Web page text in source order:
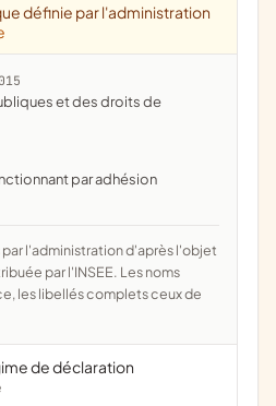
définie par l'administration
par adhésion
par l'INSEE. Les noms
les libellés complets ceux de
de déclaration